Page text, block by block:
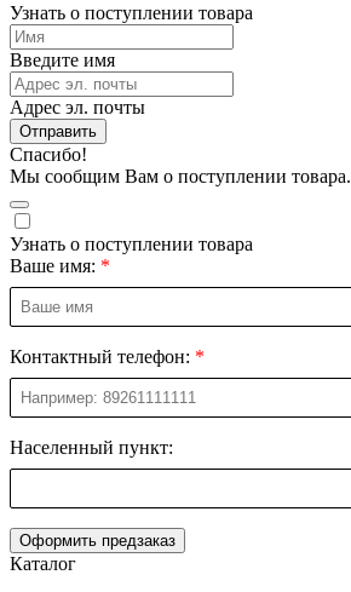
Узнать о поступлении товара
Введите имя
Адрес эл. почты
Отправить
Спасибо!
Мы сообщим Вам о поступлении товара.
Узнать о поступлении товара
Ваше имя:
Контактный телефон:
Населенный пункт:
Оформить предзаказ
Каталог